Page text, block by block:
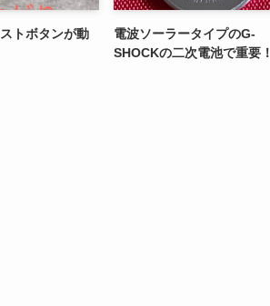
トボタンが動
電波ソーラータイプのG-
SHOCKの二次電池で重要！